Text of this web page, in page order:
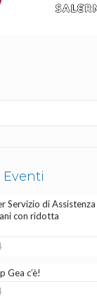
Eventi
Servizio di Assistenza
con ridotta
Gea c’è!